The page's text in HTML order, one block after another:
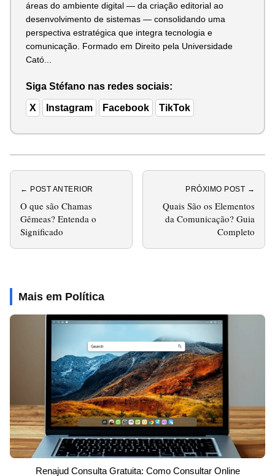
áreas do ambiente digital — da criação editorial ao
desenvolvimento de sistemas — consolidando uma
perspectiva estratégica que integra tecnologia e
comunicação. Formado em Direito pela Universidade
Cató...
Siga Stéfano nas redes sociais:
X Instagram Facebook TikTok
← POST ANTERIOR
O que são Chamas
Gêmeas? Entenda o
Significado
PRÓXIMO POST →
Quais São os Elementos
da Comunicação? Guia
Completo
Mais em Política
Renajud Consulta Gratuita: Como Consultar Online